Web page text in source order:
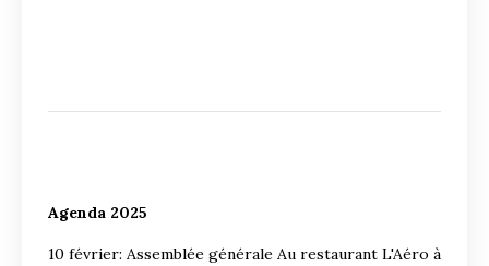
Agenda 2025
10 février: Assemblée générale Au restaurant L'Aéro à